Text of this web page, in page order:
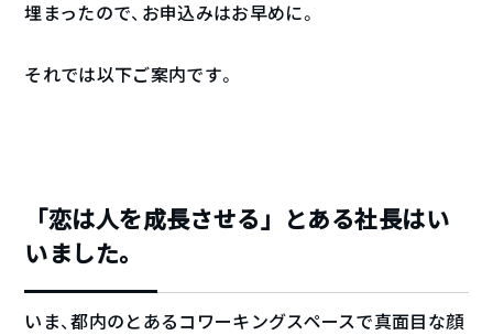
埋まったので、お申込みはお早めに。
それでは以下ご案内です。
「恋は人を成長させる」とある社長はい
いました。
いま、都内のとあるコワーキングスペースで真面目な顔